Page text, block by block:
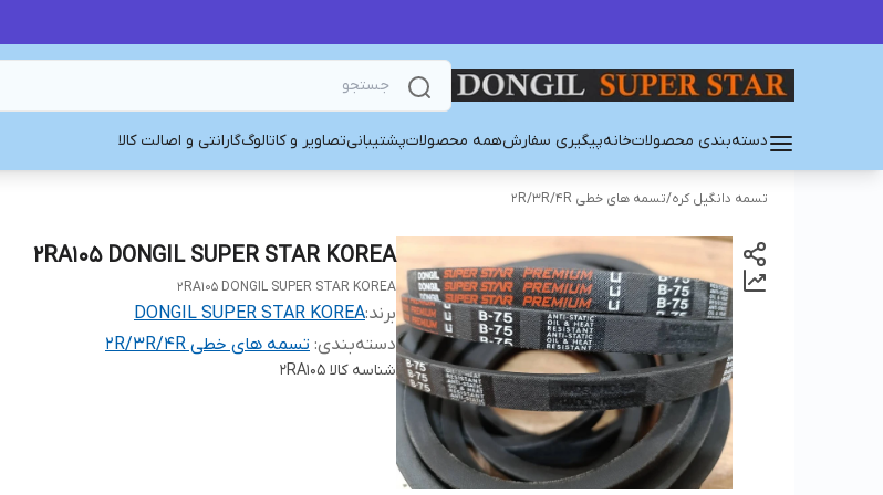
دسته‌بندی محصولاتخانهپیگیری سفارشهمه محصولاتپشتیبانیتصاویر و کاتالوگگارانتی و اصالت کالا
تسمه دانگیل کره/تسمه های خطی 2R/3R/4R
2RA105 DONGIL SUPER STAR KOREA
2RA105 DONGIL SUPER STAR KOREA
برند:DONGIL SUPER STAR KOREA
دسته‌بندی: تسمه های خطی 2R/3R/4R
شناسه کالا 2RA105